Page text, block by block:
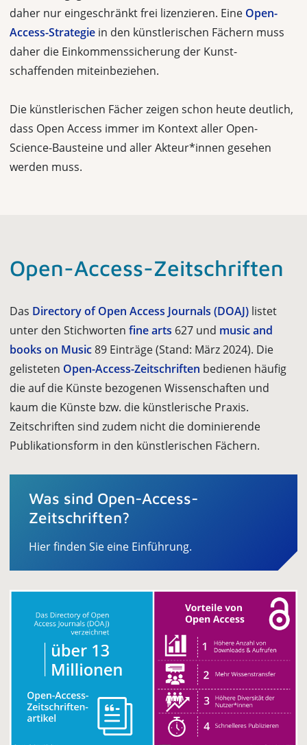
daher nur eingeschränkt frei lizenzieren. Eine Open-
Access-Strategie in den künstlerischen Fächern muss
daher die Einkommenssicherung der Kunst­
schaffenden miteinbeziehen.
Die künstlerischen Fächer zeigen schon heute deutlich,
dass Open Access immer im Kontext aller Open-
Science-Bausteine und aller Akteur*innen gesehen
werden muss.
Open-Access-Zeitschriften
Das Directory of Open Access Journals (DOAJ) listet
unter den Stichworten fine arts 627 und music and
books on Music89 Einträge (Stand: März 2024). Die
gelisteten Open-Access-Zeitschriften bedienen häufig
die auf die Künste bezogenen Wissenschaften und
kaum die Künste bzw. die künstlerische Praxis.
Zeitschriften sind zudem nicht die dominierende
Publikationsform in den künstlerischen Fächern.
Was sind Open-Access-
Zeitschriften?
Hier finden Sie eine Einführung.